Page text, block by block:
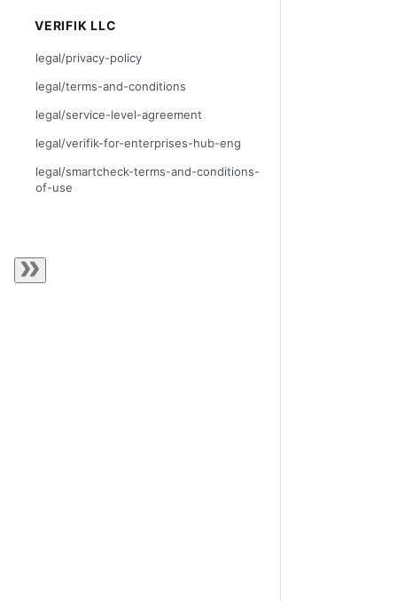
VERIFIK LLC
legal/privacy-policy
legal/terms-and-conditions
legal/service-level-agreement
legal/verifik-for-enterprises-hub-eng
legal/smartcheck-terms-and-conditions-
of-use